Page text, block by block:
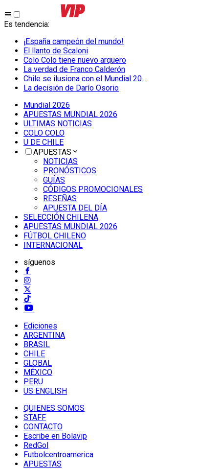
Es tendencia:
¡España campeón del mundo!
El llanto de Scaloni
Colo Colo tiene nuevo arquero
La verdad de Franco Calderón
Chile se ilusiona con el Mundial 20...
La decisión de Darío Osorio
Mundial 2026
APUESTAS MUNDIAL 2026
ULTIMAS NOTICIAS
COLO COLO
U DE CHILE
APUESTAS
NOTICIAS
PRONÓSTICOS
GUÍAS
CÓDIGOS PROMOCIONALES
RESEÑAS
APUESTA DEL DÍA
SELECCIÓN CHILENA
APUESTAS MUNDIAL 2026
FÚTBOL CHILENO
INTERNACIONAL
síguenos
Ediciones
ARGENTINA
BRASIL
CHILE
GLOBAL
MÉXICO
PERU
US ENGLISH
QUIENES SOMOS
STAFF
CONTACTO
Escribe en Bolavip
RedGol
Futbolcentroamerica
APUESTAS